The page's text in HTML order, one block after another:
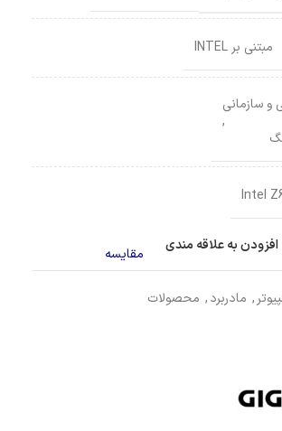
مبتنی بر INTEL
و سازمانی
,
Intel
افزودن به علاقه مندی مقایسه
, مادربرد, محصولات